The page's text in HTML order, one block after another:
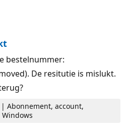
bestelnummer:
De resitutie is mislukt.
Abonnement, account,